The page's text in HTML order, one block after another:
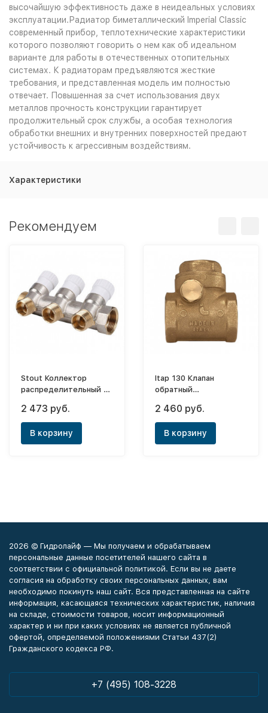
высочайшую эффективность даже в неидеальных условиях
эксплуатации.Радиатор биметаллический Imperial Classic
современный прибор, теплотехнические характеристики
которого позволяют говорить о нем как об идеальном
варианте для работы в отечественных отопительных
системах. К радиаторам предъявляются жесткие
требования, и представленная модель им полностью
отвечает. Повышенная за счет использования двух
металлов прочность конструкции гарантирует
продолжительный срок службы, а особая технология
обработки внешних и внутренних поверхностей предают
устойчивость к агрессивным воздействиям.
Характеристики
Рекомендуем
Stout Коллектор
распределительный с
вентилями 3/4"x1/2" -
3 выхода
2 473 руб.
В корзину
Itap 130 Клапан
обратный
муфтовый 1"1/2
2 460 руб.
В корзину
2026 © Гидролайф — Мы получаем и обрабатываем
персональные данные посетителей нашего сайта в
соответствии с официальной политикой. Если вы не даете
согласия на обработку своих персональных данных, вам
необходимо покинуть наш сайт. Вся представленная на сайте
информация, касающаяся технических характеристик, наличия
на складе, стоимости товаров, носит информационный
характер и ни при каких условиях не является публичной
офертой, определяемой положениями Статьи 437(2)
Гражданского кодекса РФ.
+7 (495) 108-3228